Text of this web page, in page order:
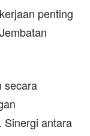
penting
secara
Sinergi antara